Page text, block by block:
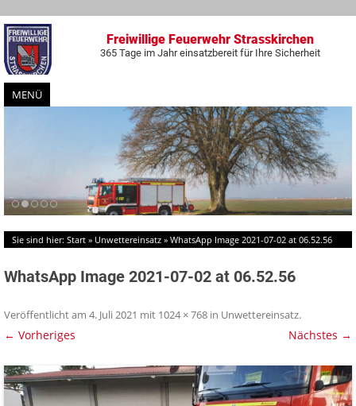
Freiwillige Feuerwehr Strasskirchen
365 Tage im Jahr einsatzbereit für Ihre Sicherheit
MENÜ
Zum
Inhalt
springen
Sie sind hier: Start » Unwettereinsatz » WhatsApp Image 2021-07-02 at 06.52.56
WhatsApp Image 2021-07-02 at 06.52.56
Veröffentlicht am 4. Juli 2021 mit 1024 × 768 in Unwettereinsatz.
← Vorheriges Nächstes →